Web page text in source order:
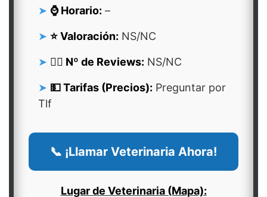
⌚ Horario: –
⭐ Valoración: NS/NC
👍🏻 Nº de Reviews: NS/NC
💵 Tarifas (Precios): Preguntar por
Tlf
📞 ¡Llamar Veterinaria Ahora!
Lugar de Veterinaria (Mapa):